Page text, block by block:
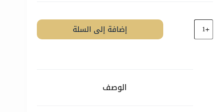
كمية
الأطفال
إضافة إلى السلة
الوصف